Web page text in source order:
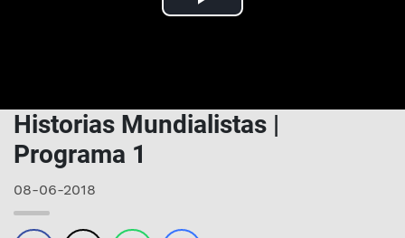
Play
Historias Mundialistas |
Programa 1
08-06-2018